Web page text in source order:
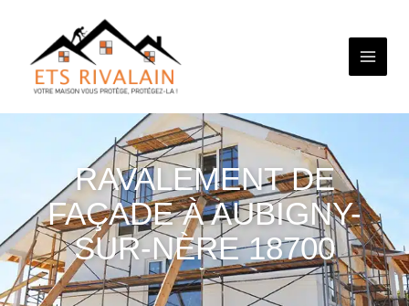
contenu
RAVALEMENT DE
FAÇADE À AUBIGNY-
SUR-NÈRE 18700